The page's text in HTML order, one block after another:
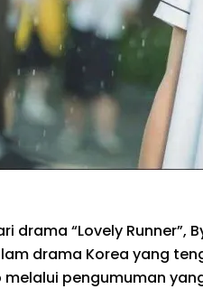
drama “Lovely
drama Korea yang
pengumuman